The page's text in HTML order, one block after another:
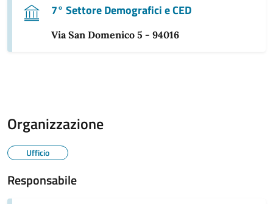
7° Settore Demografici e CED
Via San Domenico 5 - 94016
Organizzazione
Ufficio
Responsabile